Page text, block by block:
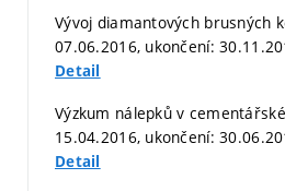
Vývoj diamantových brusných
07.06.2016, ukončení:
Detail
Výzkum nálepků v
15.04.2016, ukončení:
Detail